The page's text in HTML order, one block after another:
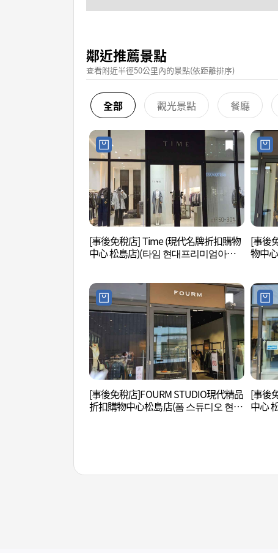
鄰近推薦景點
查看附近半徑50公里內的景點(依距離排序)
全部 觀光景點 餐廳
[事後免稅店] Time (現代名牌折扣購物
中心 松島店)(타임 현대프리미엄아울
[事後
物中
[事後免稅店]FOURM STUDIO現代精品
折扣購物中心松島店(폼 스튜디오 현대
[事後
中心